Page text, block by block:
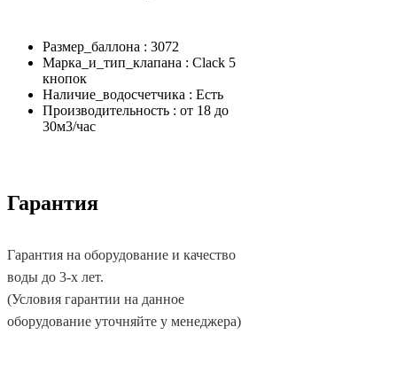
Размер_баллона : 3072
Марка_и_тип_клапана : Clack 5
кнопок
Наличие_водосчетчика : Есть
Производительность : от 18 до
30м3/час
Гарантия
Гарантия на оборудование и качество
воды до 3-х лет.
(Условия гарантии на данное
оборудование уточняйте у менеджера)